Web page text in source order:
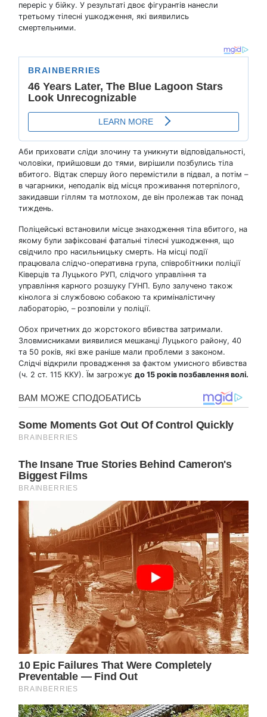
переріс у бійку. У результаті двоє фігурантів нанесли
третьому тілесні ушкодження, які виявились
смертельними.
Аби приховати сліди злочину та уникнути відповідальності,
чоловіки, прийшовши до тями, вирішили позбулись тіла
вбитого. Відтак спершу його перемістили в підвал, а потім –
в чагарники, неподалік від місця проживання потерпілого,
закидавши гіллям та мотлохом, де він пролежав так понад
тиждень.
Поліцейські встановили місце знаходження тіла вбитого, на
якому були зафіксовані фатальні тілесні ушкодження, що
свідчило про насильницьку смерть. На місці події
працювала слідчо-оперативна група, співробітники поліції
Ківерців та Луцького РУП, слідчого управління та
управління карного розшуку ГУНП. Було залучено також
кінолога зі службовою собакою та криміналістичну
лабораторію, – розповіли у поліції.
Обох причетних до жорстокого вбивства затримали.
Зловмисниками виявилися мешканці Луцького району, 40
та 50 років, які вже раніше мали проблеми з законом.
Слідчі відкрили провадження за фактом умисного вбивства
(ч. 2 ст. 115 ККУ). Їм загрожує до 15 років позбавлення волі.